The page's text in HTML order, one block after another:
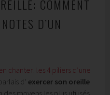
COMMENT
D’UN
chanter: les 4 piliers d’une
d’ exercer son oreille